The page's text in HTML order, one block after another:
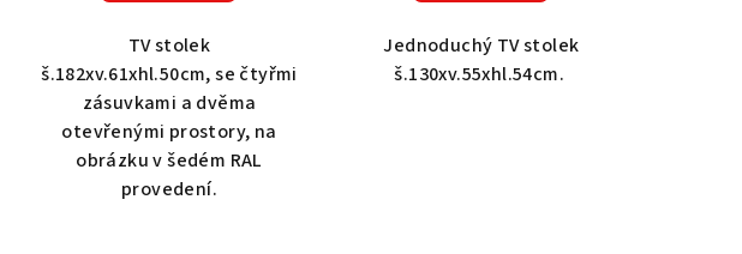
TV stolek
š.182xv.61xhl.50cm, se čtyřmi
zásuvkami a dvěma
otevřenými prostory, na
obrázku v šedém RAL
provedení.
Jednoduchý TV stolek
š.130xv.55xhl.54cm.